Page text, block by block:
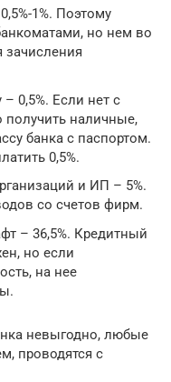
1%. Поэтому
но нем во
зачисления
– 0,5%. Если нет с
получить наличные,
банка с паспортом.
0,5%.
и ИП – 5%.
со счетов фирм.
– 36,5%. Кредитный
но если
на нее
невыгодно, любые
проводятся с